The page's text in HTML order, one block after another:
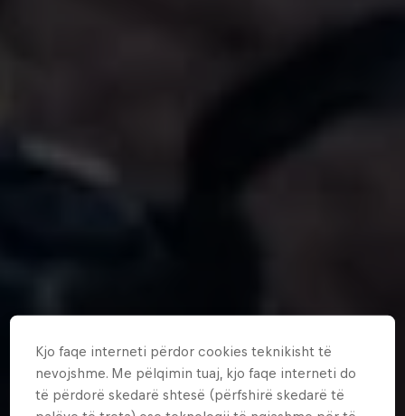
Kjo faqe interneti përdor cookies teknikisht të
nevojshme. Me pëlqimin tuaj, kjo faqe interneti do
të përdorë skedarë shtesë (përfshirë skedarë të